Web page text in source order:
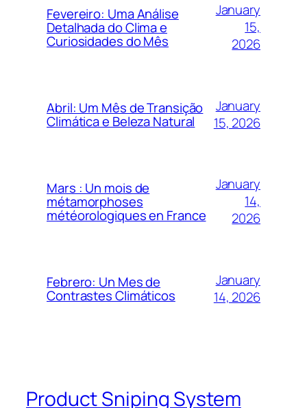
Fevereiro: Uma Análise
Detalhada do Clima e
Curiosidades do Mês
January
15,
2026
Abril: Um Mês de Transição
Climática e Beleza Natural
January
15, 2026
Mars : Un mois de
métamorphoses
météorologiques en France
January
14,
2026
Febrero: Un Mes de
Contrastes Climáticos
January
14, 2026
Product Sniping System